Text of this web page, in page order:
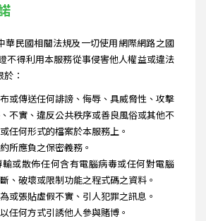
華民國相關法規及一切使用網際網路之國
不得利用本服務從事侵害他人權益或違法
：
或傳送任何誹謗、侮辱、具威脅性、攻擊
不實、違反公共秩序或善良風俗或其他不
任何形式的檔案於本服務上。
所應負之保密義務。
或散佈任何含有電腦病毒或任何對電腦
、破壞或限制功能之程式碼之資料。
或張貼虛假不實、引人犯罪之訊息。
任何方式引誘他人參與賭博。